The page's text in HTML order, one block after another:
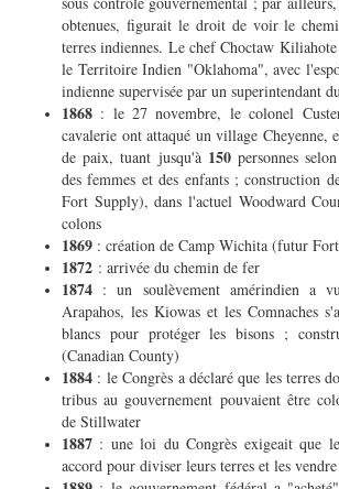
obtenues, figurait le droit de voir le
terres indiennes. Le chef Choctaw
le Territoire Indien "Oklahoma", avec
indienne supervisée par un superintendant
1868 : le 27 novembre, le colonel
cavalerie ont attaqué un village
de paix, tuant jusqu'à 150personnes
des femmes et des enfants ; construction
Fort Supply), dans l'actuel Woodward
colons
1869 : création de Camp Wichita (futur
1872 : arrivée du chemin de fer
1874 : un soulèvement amérindien a
Arapahos, les Kiowas et les Comnaches
blancs pour protéger les bisons ;
(Canadian County)
1884 : le Congrès a déclaré que les terres
tribus au gouvernement pouvaient être
de Stillwater
1887 : une loi du Congrès exigeait que
accord pour diviser leurs terres et les vendre